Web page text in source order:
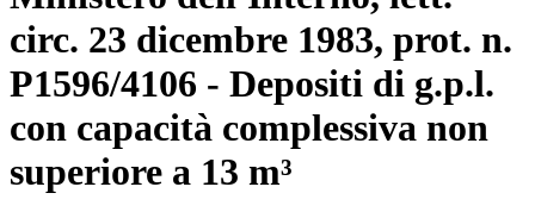
circ. 23 dicembre 1983, prot. n.
P1596/4106 - Depositi di g.p.l.
con capacità complessiva non
superiore a 13 m³